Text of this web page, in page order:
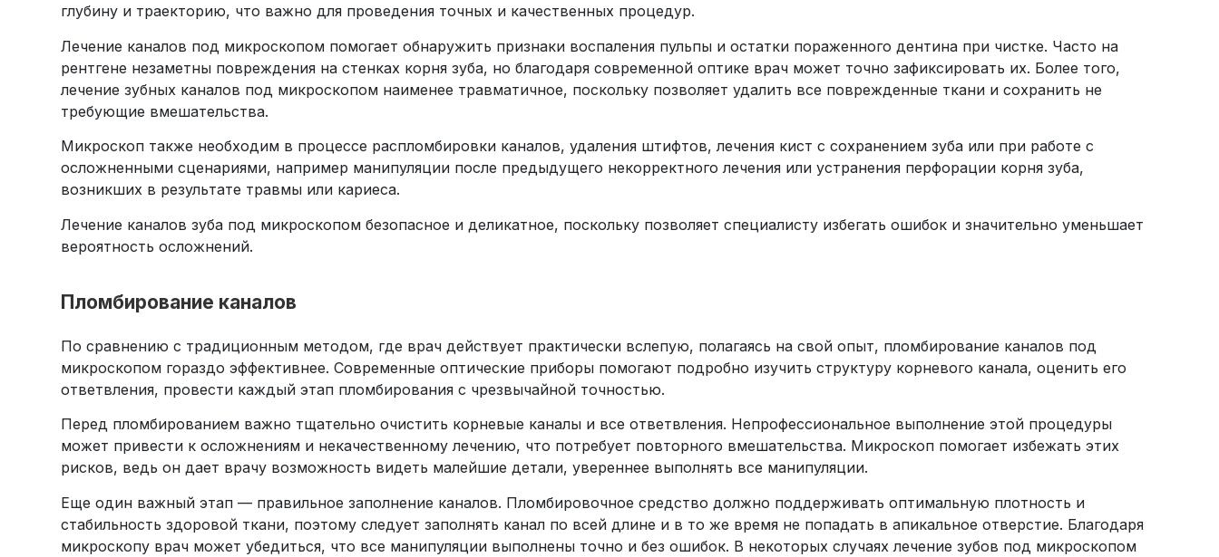
глубину и траекторию, что важно для проведения точных и качественных процедур.
Лечение каналов под микроскопом помогает обнаружить признаки воспаления пульпы и остатки пораженного дентина при чистке. Часто на
рентгене незаметны повреждения на стенках корня зуба, но благодаря современной оптике врач может точно зафиксировать их. Более того,
лечение зубных каналов под микроскопом наименее травматичное, поскольку позволяет удалить все поврежденные ткани и сохранить не
требующие вмешательства.
Микроскоп также необходим в процессе распломбировки каналов, удаления штифтов, лечения кист с сохранением зуба или при работе с
осложненными сценариями, например манипуляции после предыдущего некорректного лечения или устранения перфорации корня зуба,
возникших в результате травмы или кариеса.
Лечение каналов зуба под микроскопом безопасное и деликатное, поскольку позволяет специалисту избегать ошибок и значительно уменьшает
вероятность осложнений.
Пломбирование каналов
По сравнению с традиционным методом, где врач действует практически вслепую, полагаясь на свой опыт, пломбирование каналов под
микроскопом гораздо эффективнее. Современные оптические приборы помогают подробно изучить структуру корневого канала, оценить его
ответвления, провести каждый этап пломбирования с чрезвычайной точностью.
Перед пломбированием важно тщательно очистить корневые каналы и все ответвления. Непрофессиональное выполнение этой процедуры
может привести к осложнениям и некачественному лечению, что потребует повторного вмешательства. Микроскоп помогает избежать этих
рисков, ведь он дает врачу возможность видеть малейшие детали, увереннее выполнять все манипуляции.
Еще один важный этап — правильное заполнение каналов. Пломбировочное средство должно поддерживать оптимальную плотность и
стабильность здоровой ткани, поэтому следует заполнять канал по всей длине и в то же время не попадать в апикальное отверстие. Благодаря
микроскопу врач может убедиться, что все манипуляции выполнены точно и без ошибок. В некоторых случаях лечение зубов под микроскопом